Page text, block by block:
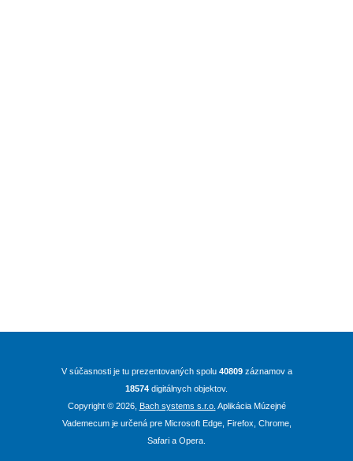
V súčasnosti je tu prezentovaných spolu 40809záznamov a
18574 digitálnych objektov.
Copyright © 2026, Bach systems s.r.o. Aplikácia Múzejné
Vademecum je určená pre Microsoft Edge, Firefox, Chrome,
Safari a Opera.